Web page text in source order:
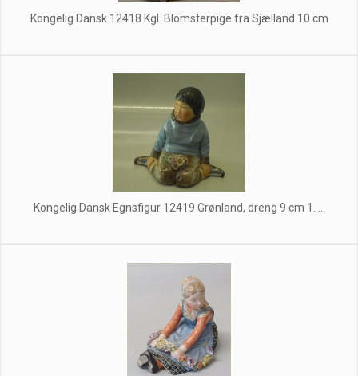
Kongelig Dansk 12418 Kgl. Blomsterpige fra Sjælland 10 cm
Kongelig Dansk Egnsfigur 12419 Grønland, dreng 9 cm 1. ...